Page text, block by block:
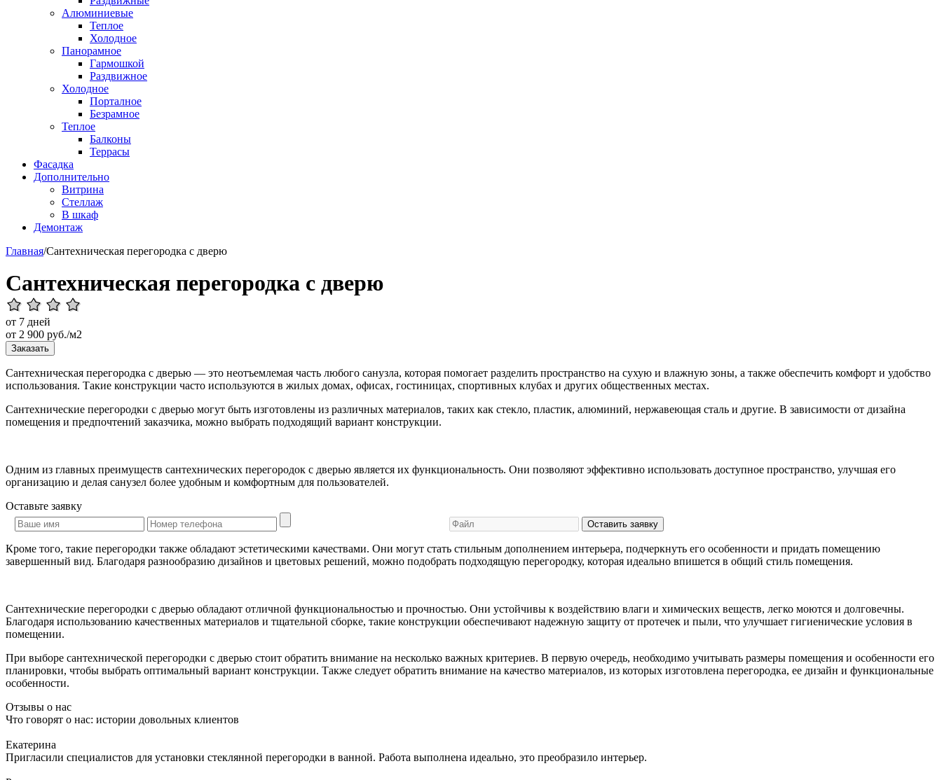
Алюминиевые
Теплое
Холодное
Панорамное
Гармошкой
Раздвижное
Холодное
Порталное
Безрамное
Теплое
Балконы
Террасы
Фасадка
Дополнительно
Витрина
Стеллаж
В шкаф
Демонтаж
Главная/Сантехническая перегородка с дверю
Сантехническая перегородка с дверю
от 7 дней
от 2 900 руб./м2
Заказать
Сантехническая перегородка с дверью — это неотъемлемая часть любого санузла, которая помогает разделить пространство на сухую и влажную зоны, а также обеспечить комфорт и удобство
использования. Такие конструкции часто используются в жилых домах, офисах, гостиницах, спортивных клубах и других общественных местах.
Сантехнические перегородки с дверью могут быть изготовлены из различных материалов, таких как стекло, пластик, алюминий, нержавеющая сталь и другие. В зависимости от дизайна
помещения и предпочтений заказчика, можно выбрать подходящий вариант конструкции.
Одним из главных преимуществ сантехнических перегородок с дверью является их функциональность. Они позволяют эффективно использовать доступное пространство, улучшая его
организацию и делая санузел более удобным и комфортным для пользователей.
Оставьте заявку
Оставить заявку
Кроме того, такие перегородки также обладают эстетическими качествами. Они могут стать стильным дополнением интерьера, подчеркнуть его особенности и придать помещению
завершенный вид. Благодаря разнообразию дизайнов и цветовых решений, можно подобрать подходящую перегородку, которая идеально впишется в общий стиль помещения.
Сантехнические перегородки с дверью обладают отличной функциональностью и прочностью. Они устойчивы к воздействию влаги и химических веществ, легко моются и долговечны.
Благодаря использованию качественных материалов и тщательной сборке, такие конструкции обеспечивают надежную защиту от протечек и пыли, что улучшает гигиенические условия в
помещении.
При выборе сантехнической перегородки с дверью стоит обратить внимание на несколько важных критериев. В первую очередь, необходимо учитывать размеры помещения и особенности его
планировки, чтобы выбрать оптимальный вариант конструкции. Также следует обратить внимание на качество материалов, из которых изготовлена перегородка, ее дизайн и функциональные
особенности.
Отзывы о нас
Что говорят о нас: истории довольных клиентов
Екатерина
Пригласили специалистов для установки стеклянной перегородки в ванной. Работа выполнена идеально, это преобразило интерьер.